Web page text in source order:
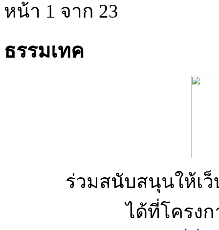
หน้า 1 จาก 23
ธรรมเทค
ร่วมสนับสนุนให้เ
ได้ที่โครง